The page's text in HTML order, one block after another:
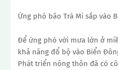
Ứng phó bão Trà Mi sắp vào
Để ứng phó với mưa lớn ở
khả năng đổ bộ vào Biển
Phát triển nông thôn đã có